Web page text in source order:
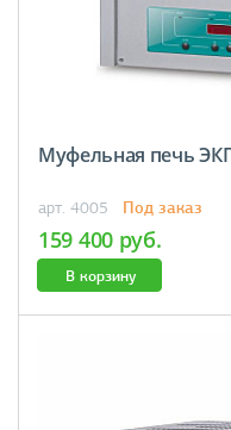
Муфельная печь
арт. 4005 Под заказ
159 400 руб.
В корзину